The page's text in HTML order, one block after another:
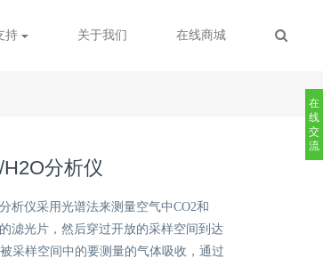
持 关于我们 在线商城
分析仪
析仪采用光谱法来测量空气中CO2和
滤光片，然后穿过开放的采样空间到达
采样空间中的要测量的气体吸收，通过
在
线
交
流